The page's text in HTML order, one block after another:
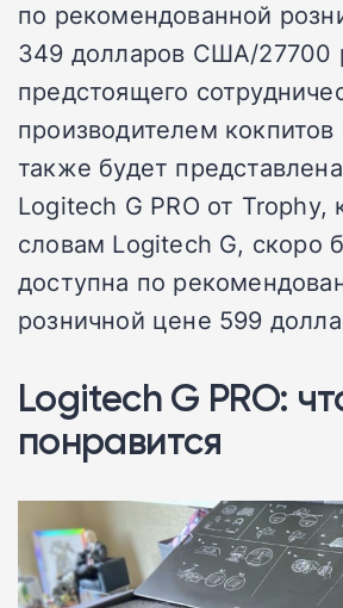
по рекомендованной
349 долларов США/27700
предстоящего
производителем кокпитов
также будет
Logitech G PRO от Trophy,
словам Logitech G, скоро
доступна по
розничной цене 599
Logitech G PRO:
понравится